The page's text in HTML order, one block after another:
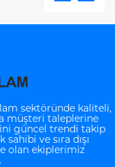
sektöründe kaliteli,
müşteri taleplerine
güncel trendi takip
ve sıra dışı
olan ekiplerimiz